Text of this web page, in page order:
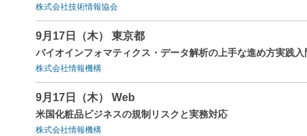
株式会社技術情報協会
9月17日（木） 東京都
バイオインフォマティクス・データ解析の上手な進め方実践
株式会社情報機構
9月17日（木） Web
米国化粧品ビジネスの規制リスクと実務対応
株式会社情報機構